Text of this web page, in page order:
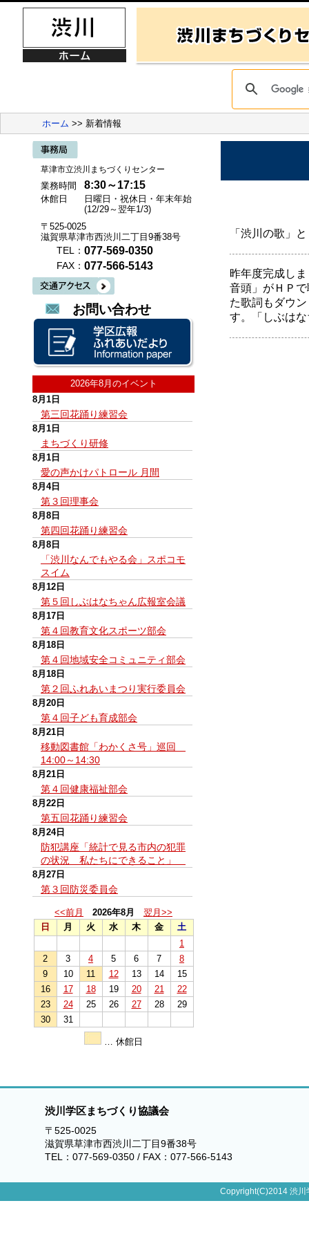
ホーム >> 新着情報
草津市立渋川まちづくりセンター
業務時間 8:30～17:15
休館日
日曜日・祝休日・年末年始
(12/29～翌年1/3)
〒525-0025
滋賀県草津市西渋川二丁目9番38号
TEL： 077-569-0350
FAX： 077-566-5143
お問い合わせ
2026年8月のイベント
8月1日
第三回花踊り練習会
8月1日
まちづくり研修
8月1日
愛の声かけパトロール 月間
8月4日
第３回理事会
8月8日
第四回花踊り練習会
8月8日
「渋川なんでもやる会」スポコモ
スイム
8月12日
第５回しぶはなちゃん広報室会議
8月17日
第４回教育文化スポーツ部会
8月18日
第４回地域安全コミュニティ部会
8月18日
第２回ふれあいまつり実行委員会
8月20日
第４回子ども育成部会
8月21日
移動図書館「わかくさ号」巡回
14:00～14:30
8月21日
第４回健康福祉部会
8月22日
第五回花踊り練習会
8月24日
防犯講座「統計で見る市内の犯罪
の状況 私たちにできること」
8月27日
第３回防災委員会
<<前月 2026年8月
翌月>>
日
月 火 水 木 金
土
1
2
3 4 5 6 7
8
9
10 11 12 13 14
15
16
17 18 19 20 21
22
23
24 25 26 27 28
29
30
31
… 休館日
「渋川の歌」
昨年度完成し
音頭」がＨＰ
た歌詞もダウ
す。「しぶは
渋川学区まちづくり協議会
〒525-0025
滋賀県草津市西渋川二丁目9番38号
TEL：077-569-0350 / FAX：077-566-5143
Copyright(C)2014 渋川